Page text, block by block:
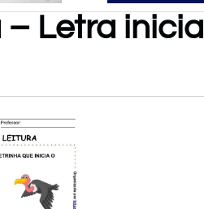
Letra inicial